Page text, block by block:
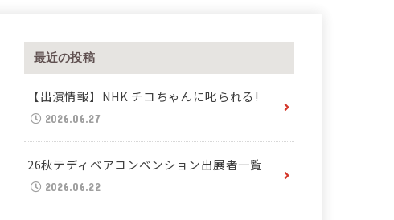
最近の投稿
【出演情報】NHK チコちゃんに叱られる!
2026.06.27
26秋テディベアコンベンション出展者一覧
2026.06.22